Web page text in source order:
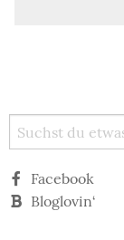
Facebook
Bloglovin‘